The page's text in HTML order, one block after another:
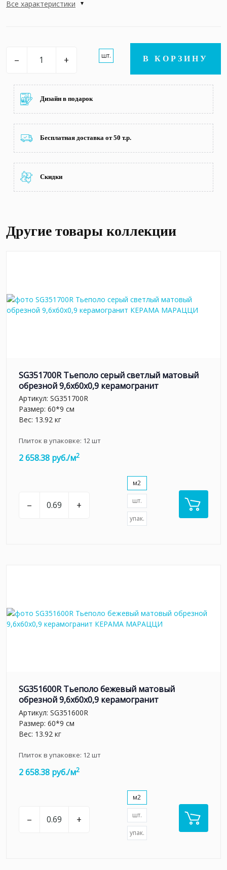
Все характеристики
– + шт. В КОРЗИНУ
Дизайн в подарок
Бесплатная доставка от 50 т.р.
Скидки
Другие товары коллекции
SG351700R Тьеполо серый светлый матовый
обрезной 9,6x60x0,9 керамогранит
Артикул: SG351700R
Размер: 60*9 см
Вес: 13.92 кг
Плиток в упаковке: 12шт
2 658.38 руб./м2
– +
м2
шт.
упак.
SG351600R Тьеполо бежевый матовый
обрезной 9,6x60x0,9 керамогранит
Артикул: SG351600R
Размер: 60*9 см
Вес: 13.92 кг
Плиток в упаковке: 12шт
2 658.38 руб./м2
– +
м2
шт.
упак.